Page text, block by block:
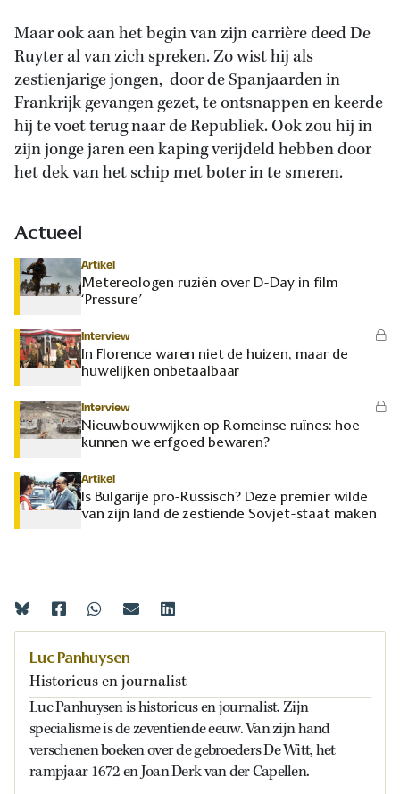
Maar ook aan het begin van zijn carrière deed De
Ruyter al van zich spreken. Zo wist hij als
zestienjarige jongen, door de Spanjaarden in
Frankrijk gevangen gezet, te ontsnappen en keerde
hij te voet terug naar de Republiek. Ook zou hij in
zijn jonge jaren een kaping verijdeld hebben door
het dek van het schip met boter in te smeren.
Actueel
Artikel
Metereologen ruziën over D-Day in film
‘Pressure’
Interview
In Florence waren niet de huizen, maar de
huwelijken onbetaalbaar
Interview
Nieuwbouwwijken op Romeinse ruïnes: hoe
kunnen we erfgoed bewaren?
Artikel
Is Bulgarije pro-Russisch? Deze premier wilde
van zijn land de zestiende Sovjet-staat maken
Luc Panhuysen
Historicus en journalist
Luc Panhuysen is historicus en journalist. Zijn
specialisme is de zeventiende eeuw. Van zijn hand
verschenen boeken over de gebroeders De Witt, het
rampjaar 1672 en Joan Derk van der Capellen.